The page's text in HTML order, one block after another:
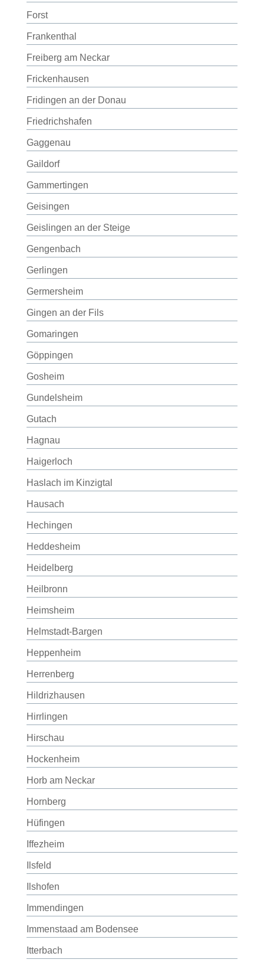
Forst
Frankenthal
Freiberg am Neckar
Frickenhausen
Fridingen an der Donau
Friedrichshafen
Gaggenau
Gaildorf
Gammertingen
Geisingen
Geislingen an der Steige
Gengenbach
Gerlingen
Germersheim
Gingen an der Fils
Gomaringen
Göppingen
Gosheim
Gundelsheim
Gutach
Hagnau
Haigerloch
Haslach im Kinzigtal
Hausach
Hechingen
Heddesheim
Heidelberg
Heilbronn
Heimsheim
Helmstadt-Bargen
Heppenheim
Herrenberg
Hildrizhausen
Hirrlingen
Hirschau
Hockenheim
Horb am Neckar
Hornberg
Hüfingen
Iffezheim
Ilsfeld
Ilshofen
Immendingen
Immenstaad am Bodensee
Itterbach